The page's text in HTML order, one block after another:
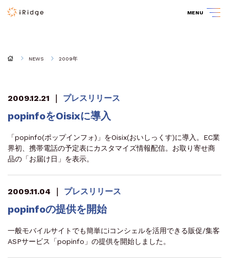
MENU
NEWS 2009年
2009.12.21 ｜ プレスリリース
popinfoをOisixに導入
「popinfo(ポップインフォ)」をOisix(おいしっくす)に導入。EC業
界初、携帯電話の予定表にカスタマイズ情報配信。お取り寄せ商
品の「お届け日」を表示。
2009.11.04 ｜ プレスリリース
popinfoの提供を開始
一般モバイルサイトでも簡単にiコンシェルを活用できる販促/集客
ASPサービス「popinfo」の提供を開始しました。